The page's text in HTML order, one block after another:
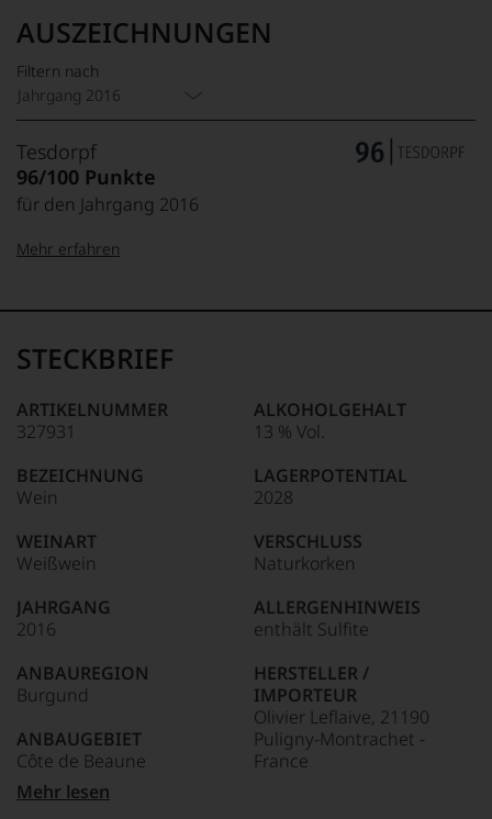
AUSZEICHNUNGEN
Filtern nach
Jahrgang 2016
Tesdorpf
96/100 Punkte
für den Jahrgang 2016
95–98 Punkte:
90–94 Punkte:
Unter 85 Punkte:
Name
Tesdorpf
für
»Fine
für
die
edlen
Weine
der
Welt,
kaum
ein
Das
dokumentieren
auch
und
gerade
mit
Mehr erfahren
STECKBRIEF
ARTIKELNUMMER
327931
BEZEICHNUNG
Wein
WEINART
Weißwein
JAHRGANG
2016
ANBAUREGION
Burgund
ANBAUGEBIET
Côte de Beaune
APPELLATION
ALKOHOLGEHALT
13 % Vol.
LAGERPOTENTIAL
2028
VERSCHLUSS
Naturkorken
ALLERGENHINWEIS
enthält Sulfite
HERSTELLER /
IMPORTEUR
Olivier Leflaive, 21190
Puligny-Montrachet -
France
Mehr lesen